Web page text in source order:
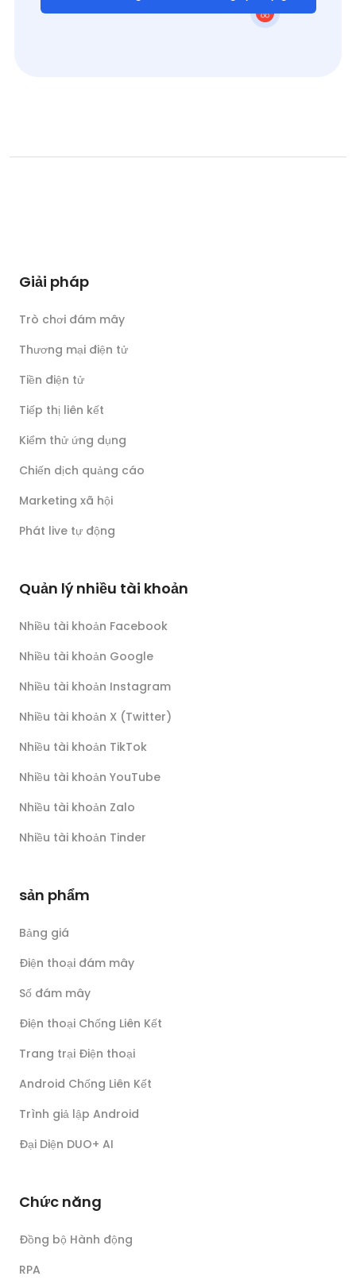
Giải pháp
Trò chơi đám mây
Thương mại điện tử
Tiền điện tử
Tiếp thị liên kết
Kiểm thử ứng dụng
Chiến dịch quảng cáo
Marketing xã hội
Phát live tự động
Quản lý nhiều tài khoản
Nhiều tài khoản Facebook
Nhiều tài khoản Google
Nhiều tài khoản Instagram
Nhiều tài khoản X (Twitter)
Nhiều tài khoản TikTok
Nhiều tài khoản YouTube
Nhiều tài khoản Zalo
Nhiều tài khoản Tinder
sản phẩm
Bảng giá
Điện thoại đám mây
Số đám mây
Điện thoại Chống Liên Kết
Trang trại Điện thoại
Android Chống Liên Kết
Trình giả lập Android
Đại Diện DUO+ AI
Chức năng
Đồng bộ Hành động
RPA